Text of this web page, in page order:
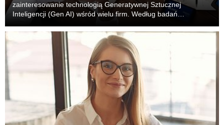
zainteresowanie technologią Generatywnej Sztucznej
Inteligencji (Gen AI) wśród wielu firm. Według badań
kwietniu 2023, aż 96% osób zasiadających w zarządach,
wymienia ją ja...